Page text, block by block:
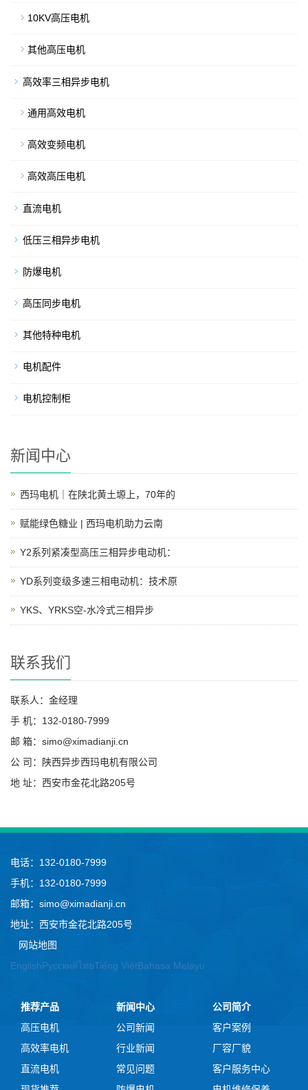
10KV高压电机
其他高压电机
高效率三相异步电机
通用高效电机
高效变频电机
高效高压电机
直流电机
低压三相异步电机
防爆电机
高压同步电机
其他特种电机
电机配件
电机控制柜
新闻中心
西玛电机｜在陕北黄土塬上，70年的
赋能绿色糖业 | 西玛电机助力云南
Y2系列紧凑型高压三相异步电动机：
YD系列变级多速三相电动机：技术原
YKS、YRKS空-水冷式三相异步
联系我们
联系人：金经理
手 机：132-0180-7999
邮 箱：simo@ximadianji.cn
公 司：陕西异步西玛电机有限公司
地 址：西安市金花北路205号
电话：132-0180-7999
手机：132-0180-7999
邮箱：simo@ximadianji.cn
地址：西安市金花北路205号
网站地图
EnglishРусскийไทยTiếng ViệtBahasa Melayu
推荐产品
高压电机
高效率电机
直流电机
新闻中心
公司新闻
行业新闻
常见问题
公司简介
客户案例
厂容厂貌
客户服务中心